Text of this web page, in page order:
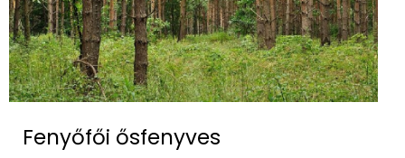
Fenyőfői ősfenyves